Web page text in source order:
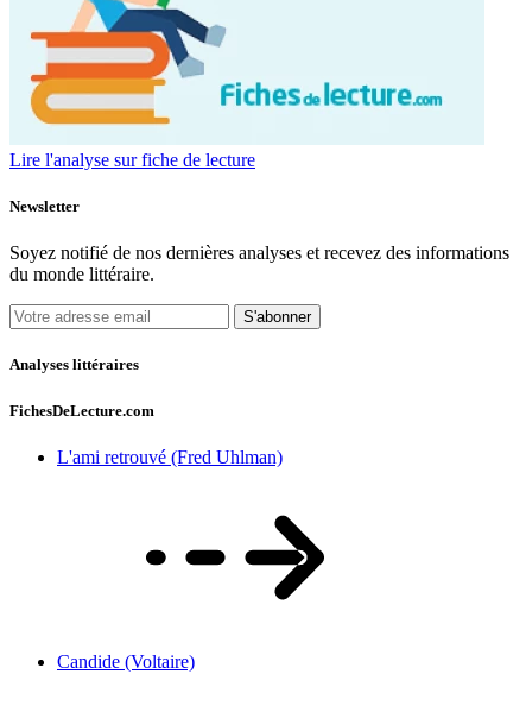
Lire l'analyse sur fiche de lecture
Newsletter
Soyez notifié de nos dernières analyses et recevez des informations
du monde littéraire.
S'abonner
Analyses littéraires
FichesDeLecture.com
L'ami retrouvé (Fred Uhlman)
Candide (Voltaire)